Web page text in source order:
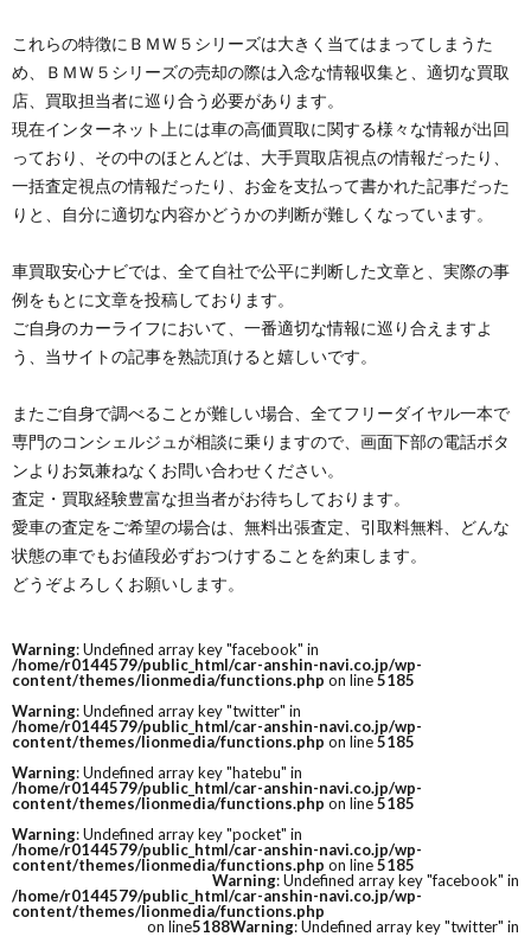
これらの特徴にＢＭＷ５シリーズは大きく当てはまってしまうた
め、ＢＭＷ５シリーズの売却の際は入念な情報収集と、適切な買取
店、買取担当者に巡り合う必要があります。
現在インターネット上には車の高価買取に関する様々な情報が出回
っており、その中のほとんどは、大手買取店視点の情報だったり、
一括査定視点の情報だったり、お金を支払って書かれた記事だった
りと、自分に適切な内容かどうかの判断が難しくなっています。
車買取安心ナビでは、全て自社で公平に判断した文章と、実際の事
例をもとに文章を投稿しております。
ご自身のカーライフにおいて、一番適切な情報に巡り合えますよ
う、当サイトの記事を熟読頂けると嬉しいです。
またご自身で調べることが難しい場合、全てフリーダイヤル一本で
専門のコンシェルジュが相談に乗りますので、画面下部の電話ボタ
ンよりお気兼ねなくお問い合わせください。
査定・買取経験豊富な担当者がお待ちしております。
愛車の査定をご希望の場合は、無料出張査定、引取料無料、どんな
状態の車でもお値段必ずおつけすることを約束します。
どうぞよろしくお願いします。
Warning: Undefined array key "facebook" in
/home/r0144579/public_html/car-anshin-navi.co.jp/wp-
content/themes/lionmedia/functions.php on line5185
Warning: Undefined array key "twitter" in
/home/r0144579/public_html/car-anshin-navi.co.jp/wp-
content/themes/lionmedia/functions.php on line5185
Warning: Undefined array key "hatebu" in
/home/r0144579/public_html/car-anshin-navi.co.jp/wp-
content/themes/lionmedia/functions.php on line5185
Warning: Undefined array key "pocket" in
/home/r0144579/public_html/car-anshin-navi.co.jp/wp-
content/themes/lionmedia/functions.php on line5185
Warning: Undefined array key "facebook" in
/home/r0144579/public_html/car-anshin-navi.co.jp/wp-
content/themes/lionmedia/functions.php
on line5188Warning: Undefined array key "twitter" in